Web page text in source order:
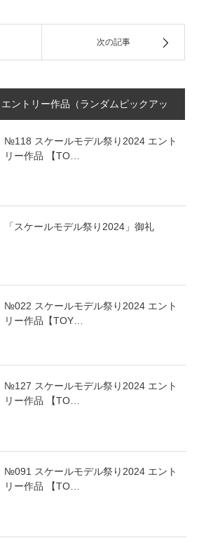
次の記事
ントリー作品（ランダムピックアッ
№118 スケールモデル祭り2024 エント
リー作品 【TO…
「スケールモデル祭り2024」御礼
№022 スケールモデル祭り2024 エント
リー作品【TOY…
№127 スケールモデル祭り2024 エント
リー作品 【TO…
№091 スケールモデル祭り2024 エント
リー作品 【TO…